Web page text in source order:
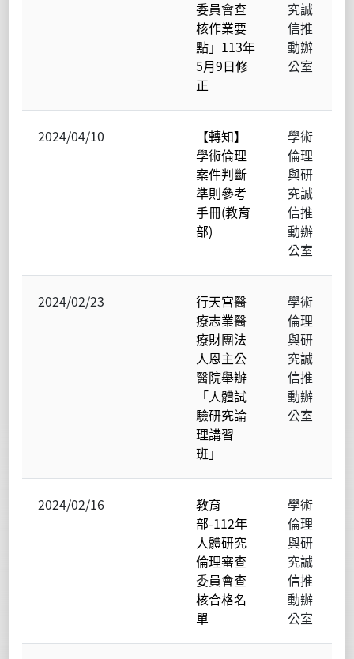
委員會查
核作業要
點」113年
5月9日修
正
究誠
信推
動辦
公室
2024/04/10
【轉知】
學術倫理
案件判斷
準則參考
手冊(教育
部)
學術
倫理
與研
究誠
信推
動辦
公室
2024/02/23
行天宮醫
療志業醫
療財團法
人恩主公
醫院舉辦
「人體試
驗研究論
理講習
班」
學術
倫理
與研
究誠
信推
動辦
公室
2024/02/16
教育
部-112年
人體研究
倫理審查
委員會查
核合格名
單
學術
倫理
與研
究誠
信推
動辦
公室